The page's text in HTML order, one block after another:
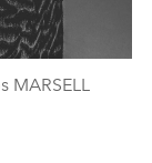
MARSELL